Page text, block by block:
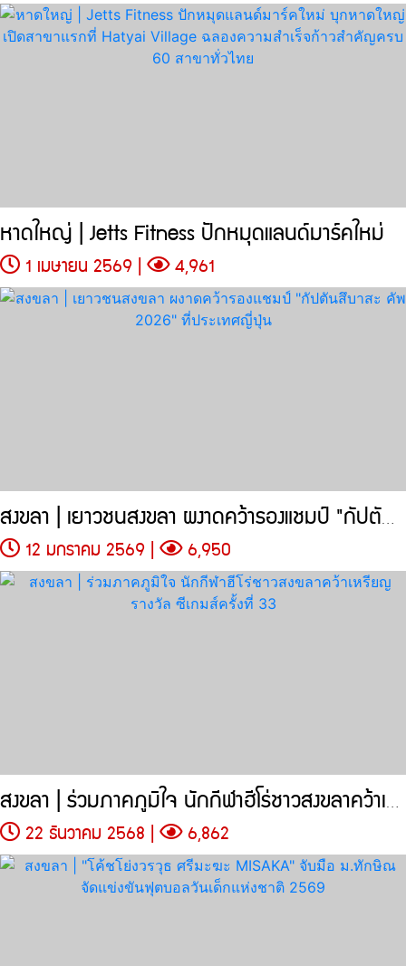
หาดใหญ่ | Jetts Fitness ปักหมุดแลนด์มาร์คใหม่
1 เมษายน 2569 | 4,961
สงขลา | เยาวชนสงขลา ผงาดคว้ารองแชมป์ "กัปตันสึบาสะ คัพ 2026"
12 มกราคม 2569 | 6,950
สงขลา | ร่วมภาคภูมิใจ นักกีฬาฮีโร่ชาวสงขลาคว้าเหรียญรางวัล
22 ธันวาคม 2568 | 6,862